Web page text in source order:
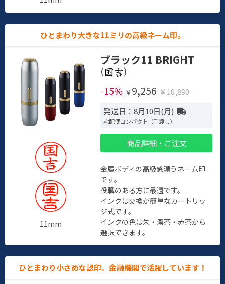
ひとまわり大きな11ミリの高級ネーム印。
11mm
ブラック11 BRIGHT
(
)
-15% ￥ 9,256 ￥10,890
発送日：8月10日(月)
宅配便コンパクト（手渡し）
商品詳細・ご注文
金属ボディの高級感漂うネーム印
です。
役職のある方に最適です。
インクは交換が簡単なカートリッ
ジ式です。
インクの色は朱・濃茶・赤茶から
選択できます。
ひとまわり小さめな認印。金融機関で活躍しています！